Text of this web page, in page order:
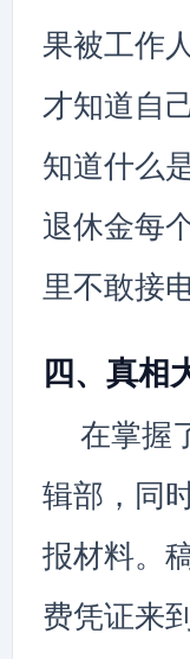
果被工作
才知道自
知道什么
退休金每
里不敢接
四、真相
在掌握
辑部，同
报材料。
费凭证来